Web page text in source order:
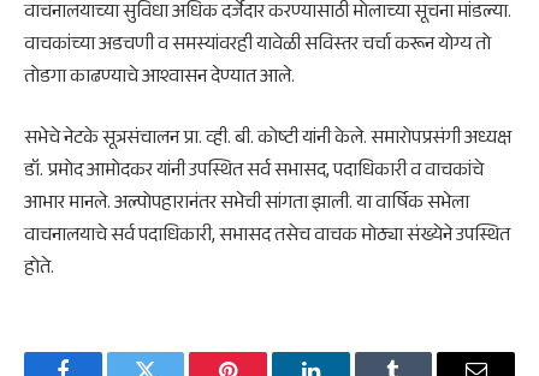
वाचनालयाच्या सुविधा अधिक दर्जेदार करण्यासाठी मोलाच्या सूचना मांडल्या.
वाचकांच्या अडचणी व समस्यांवरही यावेळी सविस्तर चर्चा करून योग्य तो
तोडगा काढण्याचे आश्वासन देण्यात आले.
सभेचे नेटके सूत्रसंचालन प्रा. व्ही. बी. कोष्टी यांनी केले. समारोपप्रसंगी अध्यक्ष
डॉ. प्रमोद आमोदकर यांनी उपस्थित सर्व सभासद, पदाधिकारी व वाचकांचे
आभार मानले. अल्पोपहारानंतर सभेची सांगता झाली. या वार्षिक सभेला
वाचनालयाचे सर्व पदाधिकारी, सभासद तसेच वाचक मोठ्या संख्येने उपस्थित
होते.